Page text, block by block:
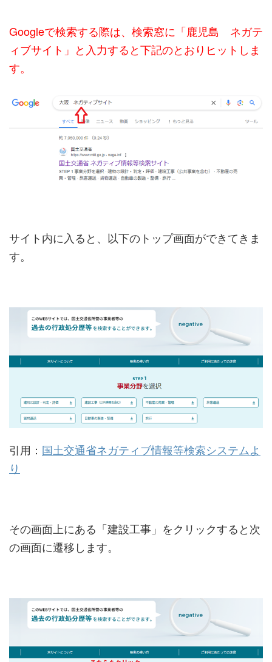
Googleで検索する際は、検索窓に「鹿児島 ネガテ
ィブサイト」と入力すると下記のとおりヒットしま
す。
サイト内に入ると、以下のトップ画面ができてきま
す。
引用： 国土交通省ネガティブ情報等検索システムよ
り
その画面上にある「建設工事」をクリックすると次
の画面に遷移します。